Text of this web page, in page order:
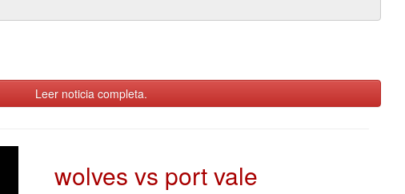
Leer noticia completa.
wolves vs port vale